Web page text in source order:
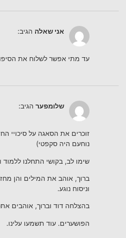
אני שאלה הגיב:
עד מתי אפשר לשלוח את הסיפורים?
שלומפער הגיב:
זוכרים את הסאגה על סיכויי החדשים
נוחעם היה סקפטי)
שימו לב, בקושי התחלנו ללמוד וזה
ברוך, אוהב את המילים והן מחזירות
וניסוח נוגע.
בהצלחה דוד וברוך, אוהבים אתכם.
הפושערים. עוד תשמעו עלינו.